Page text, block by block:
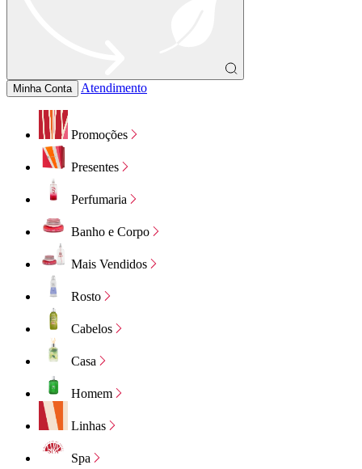
Minha Conta Atendimento
Promoções
Presentes
Perfumaria
Banho e Corpo
Mais Vendidos
Rosto
Cabelos
Casa
Homem
Linhas
Spa